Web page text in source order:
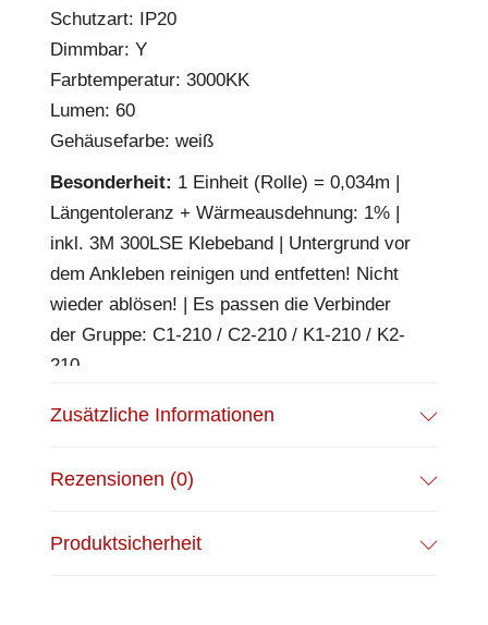
Schutzart: IP20
Dimmbar: Y
Farbtemperatur: 3000KK
Lumen: 60
Gehäusefarbe: weiß
Besonderheit: 1 Einheit (Rolle) = 0,034m |
Längentoleranz + Wärmeausdehnung: 1% |
inkl. 3M 300LSE Klebeband | Untergrund vor
dem Ankleben reinigen und entfetten! Nicht
wieder ablösen! | Es passen die Verbinder
der Gruppe: C1-210 / C2-210 / K1-210 / K2-
210
EPREL Datenblatt: Datenblatt
Zusätzliche Informationen
Rezensionen (0)
Produktsicherheit